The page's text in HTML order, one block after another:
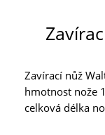
Zavírací nůž
hmotnost nože
celková délka